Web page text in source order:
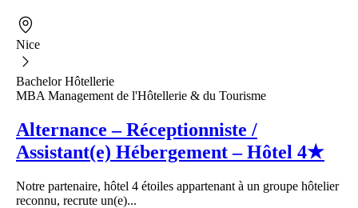
Nice
Bachelor Hôtellerie
MBA Management de l'Hôtellerie & du Tourisme
Alternance – Réceptionniste /
Assistant(e) Hébergement – Hôtel 4★
Notre partenaire, hôtel 4 étoiles appartenant à un groupe hôtelier
reconnu, recrute un(e)...